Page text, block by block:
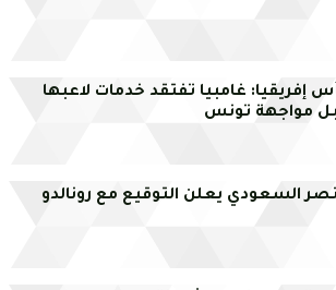
إفريقيا: غامبيا تفتقد خدمات لاعبها
مواجهة تونس
السعودي يعلن التوقيع مع رونالدو